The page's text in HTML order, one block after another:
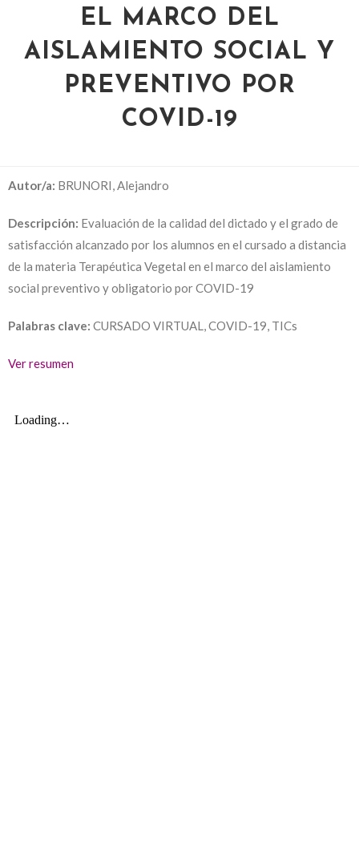
EL MARCO DEL
AISLAMIENTO SOCIAL Y
PREVENTIVO POR
COVID-19
Autor/a: BRUNORI, Alejandro
Descripción: Evaluación de la calidad del dictado y el grado de
satisfacción alcanzado por los alumnos en el cursado a distancia
de la materia Terapéutica Vegetal en el marco del aislamiento
social preventivo y obligatorio por COVID-19
Palabras clave: CURSADO VIRTUAL, COVID-19, TICs
Ver resumen